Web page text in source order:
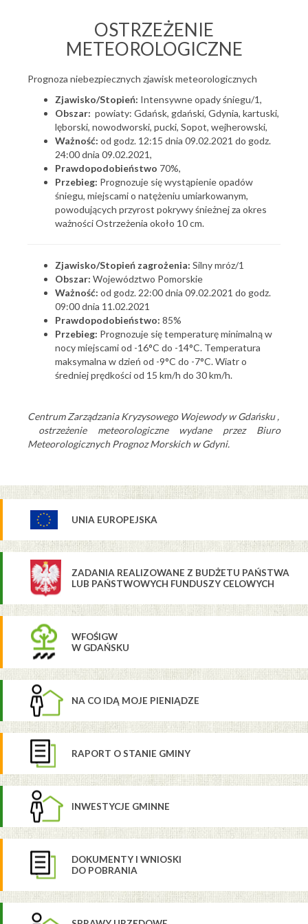
OSTRZEŻENIE
METEOROLOGICZNE
Prognoza niebezpiecznych zjawisk meteorologicznych
Zjawisko/Stopień: Intensywne opady śniegu/1,
Obszar: powiaty: Gdańsk, gdański, Gdynia, kartuski,
lęborski, nowodworski, pucki, Sopot, wejherowski,
Ważność: od godz. 12:15 dnia 09.02.2021 do godz.
24:00 dnia 09.02.2021,
Prawdopodobieństwo 70%,
Przebieg: Prognozuje się wystąpienie opadów
śniegu, miejscami o natężeniu umiarkowanym,
powodujących przyrost pokrywy śnieżnej za okres
ważności Ostrzeżenia około 10 cm.
Zjawisko/Stopień zagrożenia: Silny mróz/1
Obszar: Województwo Pomorskie
Ważność: od godz. 22:00 dnia 09.02.2021 do godz.
09:00 dnia 11.02.2021
Prawdopodobieństwo: 85%
Przebieg: Prognozuje się temperaturę minimalną w
nocy miejscami od -16°C do -14°C. Temperatura
maksymalna w dzień od -9°C do -7°C. Wiatr o
średniej prędkości od 15 km/h do 30 km/h.
Centrum Zarządzania Kryzysowego Wojewody w Gdańsku ,
ostrzeżenie meteorologiczne wydane przez Biuro
Meteorologicznych Prognoz Morskich w Gdyni.
UNIA EUROPEJSKA
ZADANIA REALIZOWANE Z BUDŻETU PAŃSTWA
LUB PAŃSTWOWYCH FUNDUSZY CELOWYCH
WFOŚIGW
W GDAŃSKU
NA CO IDĄ MOJE PIENIĄDZE
RAPORT O STANIE GMINY
INWESTYCJE GMINNE
DOKUMENTY I WNIOSKI
DO POBRANIA